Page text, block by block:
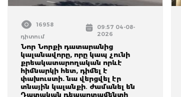
16958
դիտում
09:57 04-08-
2026
Նոր Նորքի դատարանից
կալանավորը, որը կապ չունի
քրեակատարողական որևէ
հիմնարկի հետ, դիմել է
փախուստի. նա վերցվել էր
տնային կալանքի․ ժամանել են
Դատական դեպարտամենտի